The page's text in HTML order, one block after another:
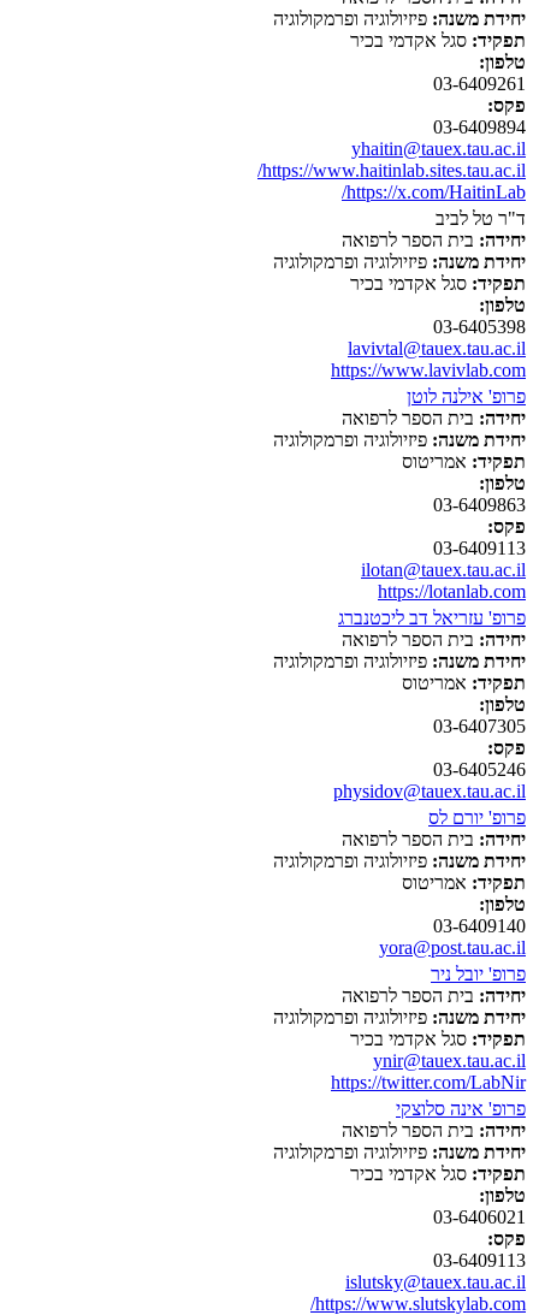
יחידת משנה: פיזיולוגיה ופרמקולוגיה
תפקיד: סגל אקדמי בכיר
טלפון:
03-6409261
פקס:
03-6409894
yhaitin@tauex.tau.ac.il
https://www.haitinlab.sites.tau.ac.il/
https://x.com/HaitinLab/
ד"ר טל לביב
יחידה: בית הספר לרפואה
יחידת משנה: פיזיולוגיה ופרמקולוגיה
תפקיד: סגל אקדמי בכיר
טלפון:
03-6405398
lavivtal@tauex.tau.ac.il
https://www.lavivlab.com
פרופ' אילנה לוטן
יחידה: בית הספר לרפואה
יחידת משנה: פיזיולוגיה ופרמקולוגיה
תפקיד: אמריטוס
טלפון:
03-6409863
פקס:
03-6409113
ilotan@tauex.tau.ac.il
https://lotanlab.com
פרופ' עזריאל דב ליכטנברג
יחידה: בית הספר לרפואה
יחידת משנה: פיזיולוגיה ופרמקולוגיה
תפקיד: אמריטוס
טלפון:
03-6407305
פקס:
03-6405246
physidov@tauex.tau.ac.il
פרופ' יורם לס
יחידה: בית הספר לרפואה
יחידת משנה: פיזיולוגיה ופרמקולוגיה
תפקיד: אמריטוס
טלפון:
03-6409140
yora@post.tau.ac.il
פרופ' יובל ניר
יחידה: בית הספר לרפואה
יחידת משנה: פיזיולוגיה ופרמקולוגיה
תפקיד: סגל אקדמי בכיר
ynir@tauex.tau.ac.il
https://twitter.com/LabNir
פרופ' אינה סלוצקי
יחידה: בית הספר לרפואה
יחידת משנה: פיזיולוגיה ופרמקולוגיה
תפקיד: סגל אקדמי בכיר
טלפון:
03-6406021
פקס:
03-6409113
islutsky@tauex.tau.ac.il
https://www.slutskylab.com/